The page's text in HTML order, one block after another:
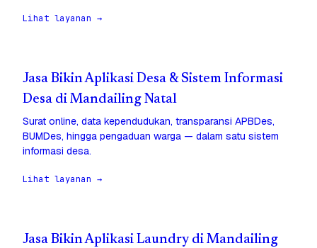
Lihat layanan →
Jasa Bikin Aplikasi Desa & Sistem Informasi
Desa di Mandailing Natal
Surat online, data kependudukan, transparansi APBDes,
BUMDes, hingga pengaduan warga — dalam satu sistem
informasi desa.
Lihat layanan →
Jasa Bikin Aplikasi Laundry di Mandailing